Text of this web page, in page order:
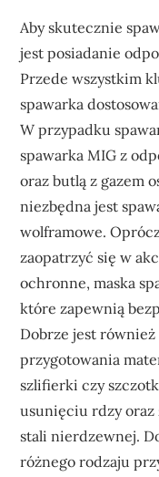
Aby skutecznie
jest posiadanie
Przede wszystkim
spawarka
W przypadku
spawarka MIG z
oraz butlą z gazem
niezbędna jest
wolframowe.
zaopatrzyć się w
ochronne, maska
które zapewnią
Dobrze jest
przygotowania
szlifierki czy
usunięciu rdzy
stali nierdzewnej.
różnego rodzaju